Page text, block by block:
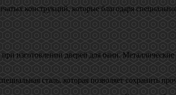
конструкций, которые благодаря
изготовлении дверей для бани.
сталь, которая позволяет сохранить